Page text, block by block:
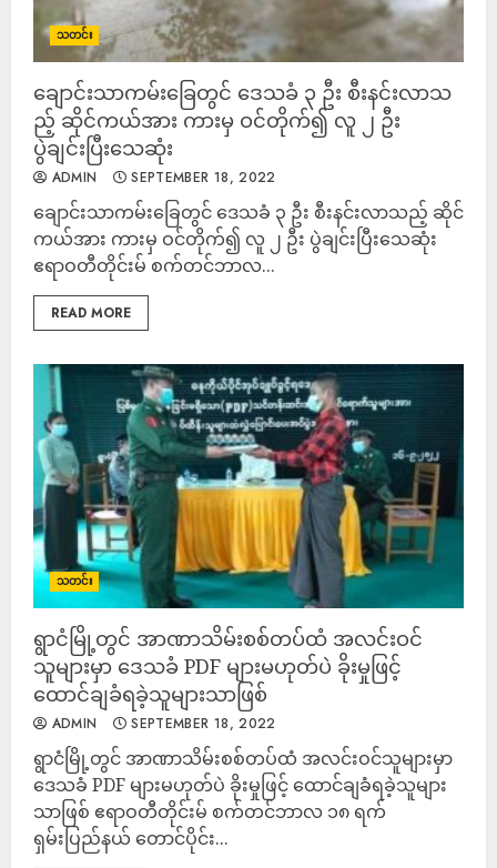
သတင်း
ချောင်းသာကမ်းခြေတွင် ဒေသခံ ၃ ဦး စီးနင်းလာသ
ည့် ဆိုင်ကယ်အား ကားမှ ဝင်တိုက်၍ လူ ၂ ဦး
ပွဲချင်းပြီးသေဆုံး
ADMIN SEPTEMBER 18, 2022
ချောင်းသာကမ်းခြေတွင် ဒေသခံ ၃ ဦး စီးနင်းလာသည့် ဆိုင်
ကယ်အား ကားမှ ဝင်တိုက်၍ လူ ၂ ဦး ပွဲချင်းပြီးသေဆုံး
ဧရာဝတီတိုင်းမ် စက်တင်ဘာလ...
READ MORE
သတင်း
ရွာငံမြို့တွင် အာဏာသိမ်းစစ်တပ်ထံ အလင်းဝင်
သူများမှာ ဒေသခံ PDF များမဟုတ်ပဲ ခိုးမှုဖြင့်
ထောင်ချခံရခဲ့သူများသာဖြစ်
ADMIN SEPTEMBER 18, 2022
ရွာငံမြို့တွင် အာဏာသိမ်းစစ်တပ်ထံ အလင်းဝင်သူများမှာ
ဒေသခံ PDF များမဟုတ်ပဲ ခိုးမှုဖြင့် ထောင်ချခံရခဲ့သူများ
သာဖြစ် ဧရာဝတီတိုင်းမ် စက်တင်ဘာလ ၁၈ ရက်
ရှမ်းပြည်နယ် တောင်ပိုင်း...